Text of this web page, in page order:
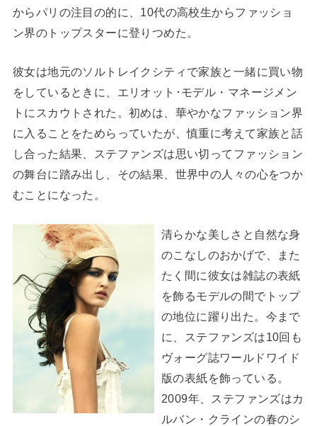
からパリの注目の的に、10代の高校生からファッショ
ン界のトップスターに登りつめた。
彼女は地元のソルトレイクシティで家族と一緒に買い物
をしているときに、エリオット･モデル・マネージメン
トにスカウトされた。初めは、華やかなファッション界
に入ることをためらっていたが、慎重に考えて家族と話
し合った結果、ステファンズは思い切ってファッション
の舞台に踏み出し、その結果、世界中の人々の心をつか
むことになった。
清らかな美しさと自然な身
のこなしのおかげで、また
たく間に彼女は雑誌の表紙
を飾るモデルの間でトップ
の地位に躍り出た。今まで
に、ステファンズは10回も
ヴォーグ誌ワールドワイド
版の表紙を飾っている。
2009年、ステファンズはカ
ルバン・クラインの春のシ